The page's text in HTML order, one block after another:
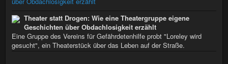
Theater statt Drogen: Wie eine Theatergruppe eigene
Geschichten über Obdachlosigkeit erzählt
Eine Gruppe des Vereins für Gefährdetenhilfe probt "Loreley wird
gesucht", ein Theaterstück über das Leben auf der Straße.